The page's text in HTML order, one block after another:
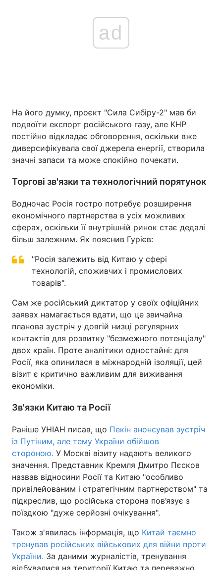
ad
На його думку, проєкт "Сила Сибіру-2" мав би
подвоїти експорт російського газу, але КНР
постійно відкладає обговорення, оскільки вже
диверсифікувала свої джерела енергії, створила
значні запаси та може спокійно почекати.
Торгові зв'язки та технологічний порятунок
Водночас Росія гостро потребує розширення
економічного партнерства в усіх можливих
сферах, оскільки її внутрішній ринок стає дедалі
більш залежним. Як пояснив Гурієв:
"Росія залежить від Китаю у сфері
технологій, споживчих і промислових
товарів".
Сам же російський диктатор у своїх офіційних
заявах намагається вдати, що це звичайна
планова зустріч у довгій низці регулярних
контактів для розвитку "безмежного потенціалу"
двох країн. Проте аналітики одностайні: для
Росії, яка опинилася в міжнародній ізоляції, цей
візит є критично важливим для виживання
економіки.
Зв'язки Китаю та Росії
Раніше УНІАН писав, що Пекін анонсував зустріч
із Путіним, але тему України обійшов
стороною. У Москві візиту надають великого
значення. Представник Кремля Дмитро Пєсков
назвав відносини Росії та Китаю "особливо
привілейованим і стратегічним партнерством" та
підкреслив, що російська сторона пов’язує з
поїздкою "дуже серйозні очікування".
Також з'явилась інформація, що Китай таємно
тренував російських військових для війни проти
України. За даними журналістів, тренування
відбувалися на території Китаю та переважно